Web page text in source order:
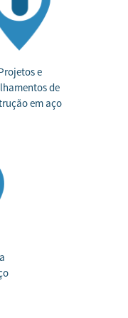
e
de
em aço